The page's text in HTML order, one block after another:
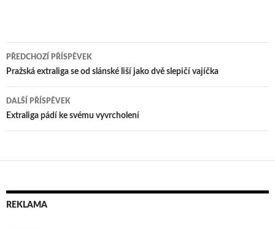
Navigace
pro
příspěvek
PŘEDCHOZÍ PŘÍSPĚVEK
Pražská extraliga se od slánské liší jako dvě slepičí vajíčka
DALŠÍ PŘÍSPĚVEK
Extraliga pádí ke svému vyvrcholení
REKLAMA